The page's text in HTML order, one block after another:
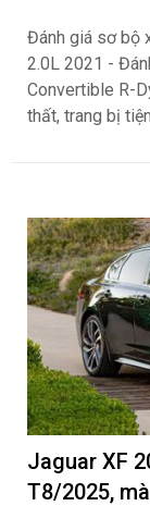
Đánh giá sơ bộ
2.0L 2021 -
Convertible R-
thất, trang bị
Jaguar XF
T8/2025,